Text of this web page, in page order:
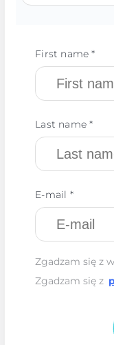
First name *
Last name *
E-mail *
Zgadzam się z
Zgadzam się z